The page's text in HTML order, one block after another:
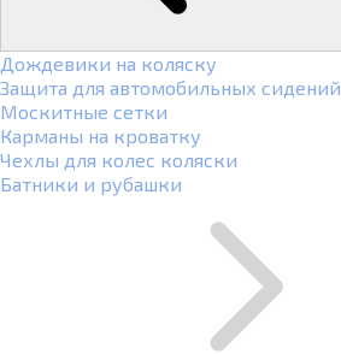
Дождевики на коляску
Защита для автомобильных сидений
Москитные сетки
Карманы на кроватку
Чехлы для колес коляски
Батники и рубашки